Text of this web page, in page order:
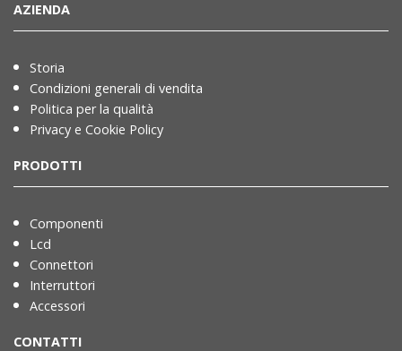
AZIENDA
Storia
Condizioni generali di vendita
Politica per la qualità
Privacy e Cookie Policy
PRODOTTI
Componenti
Lcd
Connettori
Interruttori
Accessori
CONTATTI